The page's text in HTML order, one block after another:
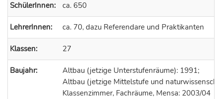
SchülerInnen: ca. 650
LehrerInnen: ca. 70, dazu Referendare und Praktikanten
Klassen: 27
Baujahr:
Altbau (jetzige Unterstufenräume): 1991;
Altbau (jetzige Mittelstufe und
Klassenzimmer, Fachräume, Mensa: 2003/04